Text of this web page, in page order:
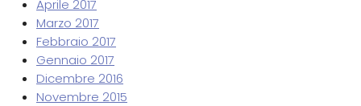
Aprile 2017
Marzo 2017
Febbraio 2017
Gennaio 2017
Dicembre 2016
Novembre 2015